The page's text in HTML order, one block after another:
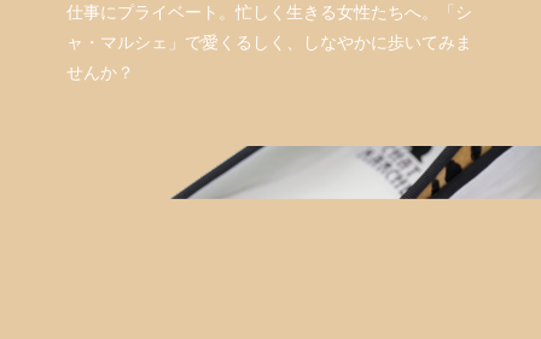
仕事にプライベート。忙しく生きる女性たちへ。「シ
ャ・マルシェ」で愛くるしく、しなやかに歩いてみま
せんか？